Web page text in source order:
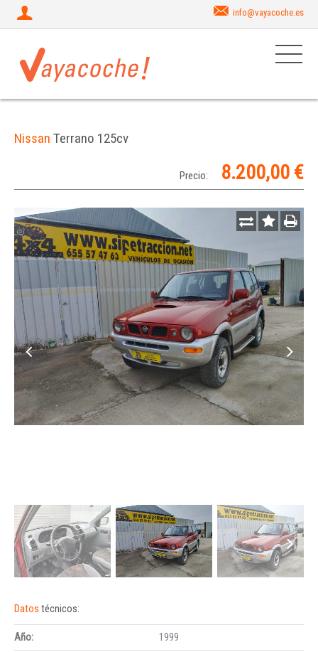
info@vayacoche.es
Nissan Terrano 125cv
Precio: 8.200,00 €
Datos técnicos:
Año:
1999